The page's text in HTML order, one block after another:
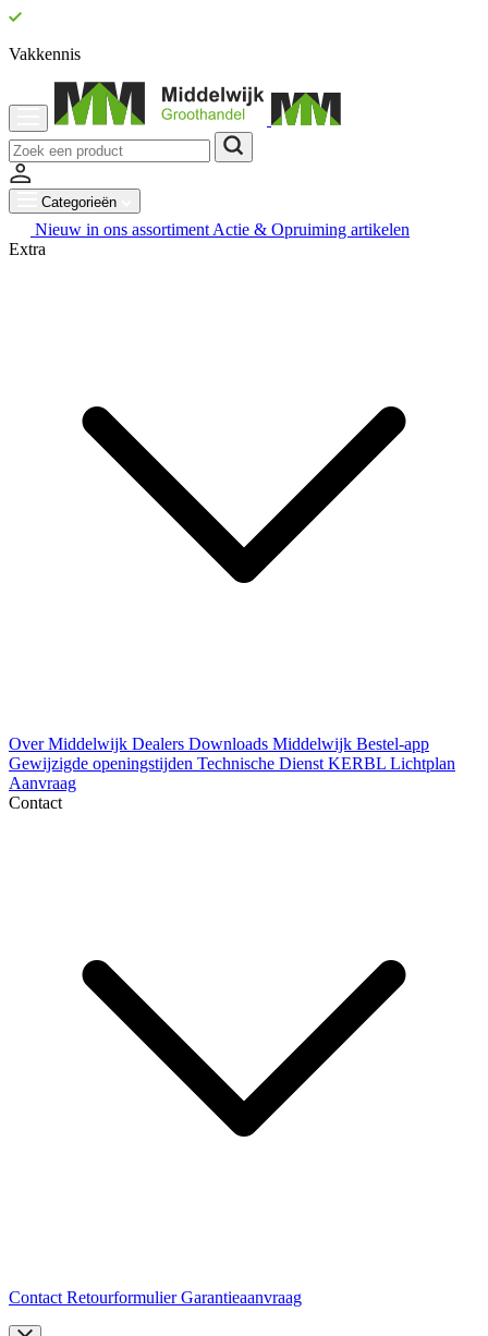
Vakkennis
Categorieën
Nieuw in ons assortiment Actie & Opruiming artikelen
Extra
Over Middelwijk Dealers Downloads Middelwijk Bestel-app
Gewijzigde openingstijden Technische Dienst KERBL Lichtplan
Aanvraag
Contact
Contact RetourformulierGarantieaanvraag